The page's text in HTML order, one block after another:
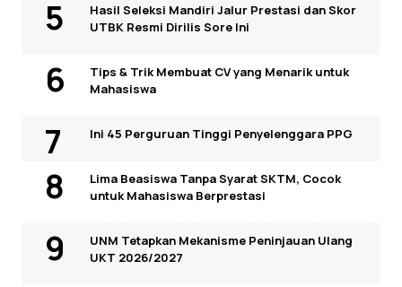
Hasil Seleksi Mandiri Jalur Prestasi dan Skor
UTBK Resmi Dirilis Sore Ini
Tips & Trik Membuat CV yang Menarik untuk
Mahasiswa
Ini 45 Perguruan Tinggi Penyelenggara PPG
Lima Beasiswa Tanpa Syarat SKTM, Cocok
untuk Mahasiswa Berprestasi
UNM Tetapkan Mekanisme Peninjauan Ulang
UKT 2026/2027